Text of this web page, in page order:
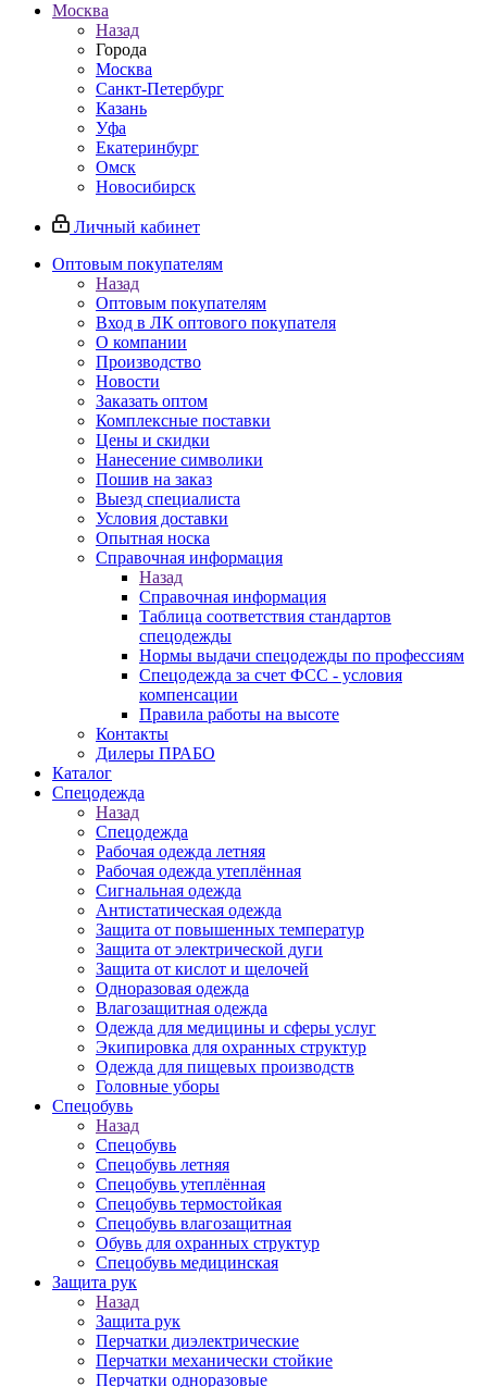
Москва
Назад
Города
Москва
Санкт-Петербург
Казань
Уфа
Екатеринбург
Омск
Новосибирск
Личный кабинет
Оптовым покупателям
Назад
Оптовым покупателям
Вход в ЛК оптового покупателя
О компании
Производство
Новости
Заказать оптом
Комплексные поставки
Цены и скидки
Нанесение символики
Пошив на заказ
Выезд специалиста
Условия доставки
Опытная носка
Справочная информация
Назад
Справочная информация
Таблица соответствия стандартов
спецодежды
Нормы выдачи спецодежды по профессиям
Спецодежда за счет ФСС - условия
компенсации
Правила работы на высоте
Контакты
Дилеры ПРАБО
Каталог
Спецодежда
Назад
Спецодежда
Рабочая одежда летняя
Рабочая одежда утеплённая
Сигнальная одежда
Антистатическая одежда
Защита от повышенных температур
Защита от электрической дуги
Защита от кислот и щелочей
Одноразовая одежда
Влагозащитная одежда
Одежда для медицины и сферы услуг
Экипировка для охранных структур
Одежда для пищевых производств
Головные уборы
Спецобувь
Назад
Спецобувь
Спецобувь летняя
Спецобувь утеплённая
Спецобувь термостойкая
Спецобувь влагозащитная
Обувь для охранных структур
Спецобувь медицинская
Защита рук
Назад
Защита рук
Перчатки диэлектрические
Перчатки механически стойкие
Перчатки одноразовые